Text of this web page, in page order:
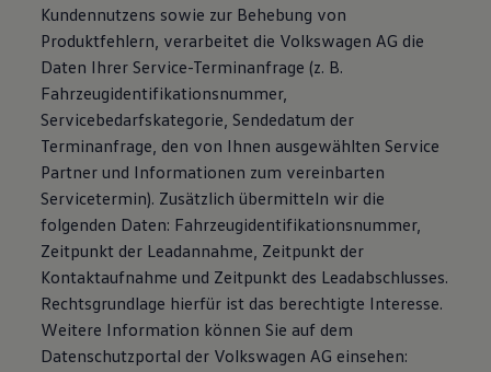
Kundennutzens sowie zur Behebung von
Produktfehlern, verarbeitet die Volkswagen AG die
Daten Ihrer Service-Terminanfrage (z. B.
Fahrzeugidentifikationsnummer,
Servicebedarfskategorie, Sendedatum der
Terminanfrage, den von Ihnen ausgewählten Service
Partner und Informationen zum vereinbarten
Servicetermin). Zusätzlich übermitteln wir die
folgenden Daten: Fahrzeugidentifikationsnummer,
Zeitpunkt der Leadannahme, Zeitpunkt der
Kontaktaufnahme und Zeitpunkt des Leadabschlusses.
Rechtsgrundlage hierfür ist das berechtigte Interesse.
Weitere Information können Sie auf dem
Datenschutzportal der Volkswagen AG einsehen: